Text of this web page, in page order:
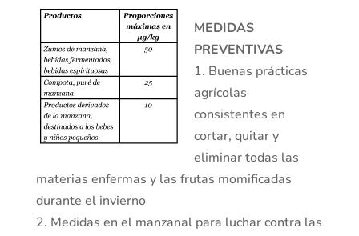
MEDIDAS
PREVENTIVAS
1. Buenas prácticas
agrícolas
consistentes en
cortar, quitar y
eliminar todas las
materias enfermas y las frutas momificadas
durante el invierno
2. Medidas en el manzanal para luchar contra las